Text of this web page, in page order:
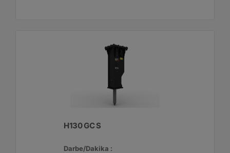
H130 GC S
Darbe/Dakika :